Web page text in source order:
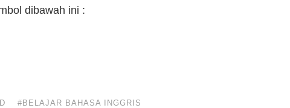
dibawah ini :
#BELAJAR BAHASA INGGRIS